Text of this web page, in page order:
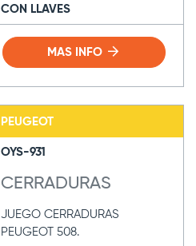
CON LLAVES
MAS INFO
PEUGEOT
OYS-931
CERRADURAS
JUEGO CERRADURAS
PEUGEOT 508.